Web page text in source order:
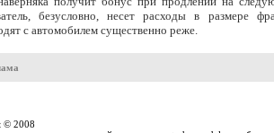
безусловно, несет расходы в размере
с автомобилем существенно реже.
© 2008